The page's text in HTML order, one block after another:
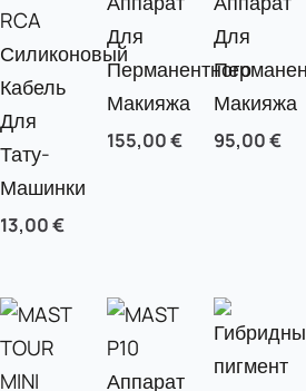
RCA
Силиконовый
Кабель
Для
Тату-
Машинки
13,00€
Для
Перманентного
Макияжа
155,00€
Для
Макияжа
95,00€